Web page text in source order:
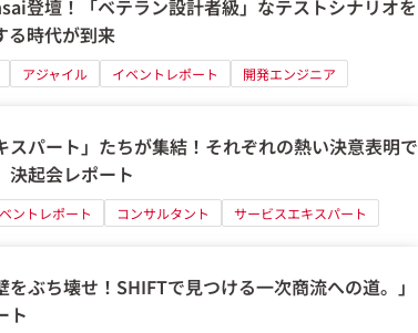
登壇！「ベテラン設計者級」なテストシナリオを
る時代が到来
アジャイル イベントレポート 開発エンジニア
スパート」たちが集結！それぞれの熱い決意表明で
決起会レポート
ントレポート コンサルタント サービスエキスパート
をぶち壊せ！SHIFTで見つける一次商流への道。」
ト